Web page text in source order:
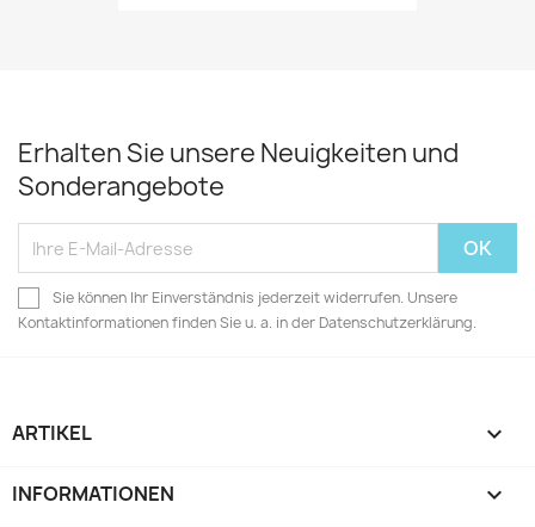
Erhalten Sie unsere Neuigkeiten und
Sonderangebote
Sie können Ihr Einverständnis jederzeit widerrufen. Unsere
Kontaktinformationen finden Sie u. a. in der Datenschutzerklärung.
ARTIKEL 
INFORMATIONEN 